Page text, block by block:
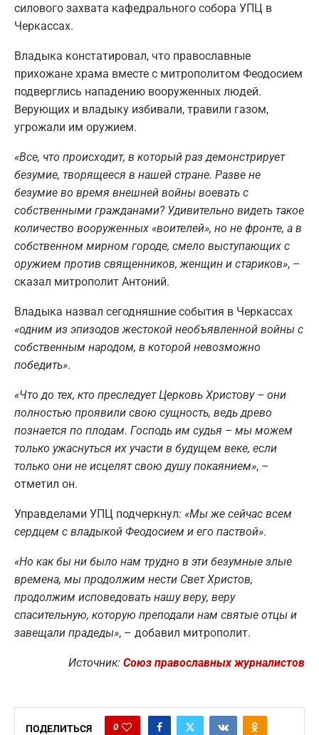
силового захвата кафедрального собора УПЦ в
Черкассах.
Владыка констатировал, что православные
прихожане храма вместе с митрополитом Феодосием
подверглись нападению вооруженных людей.
Верующих и владыку избивали, травили газом,
угрожали им оружием.
«Все, что происходит, в который раз демонстрирует
безумие, творящееся в нашей стране. Разве не
безумие во время внешней войны воевать с
собственными гражданами? Удивительно видеть такое
количество вооруженных «воителей», но не фронте, а в
собственном мирном городе, смело выступающих с
оружием против священников, женщин и стариков», –
сказал митрополит Антоний.
Владыка назвал сегодняшние события в Черкассах
«одним из эпизодов жестокой необъявленной войны с
собственным народом, в которой невозможно
победить».
«Что до тех, кто преследует Церковь Христову – они
полностью проявили свою сущность, ведь древо
познается по плодам. Господь им судья – мы можем
только ужаснуться их участи в будущем веке, если
только они не исцелят свою душу покаянием», –
отметил он.
Управделами УПЦ подчеркнул: «Мы же сейчас всем
сердцем с владыкой Феодосием и его паствой».
«Но как бы ни было нам трудно в эти безумные злые
времена, мы продолжим нести Свет Христов,
продолжим исповедовать нашу веру, веру
спасительную, которую преподали нам святые отцы и
завещали прадеды», – добавил митрополит.
Источник: Союз православных журналистов
ПОДЕЛИТЬСЯ 0